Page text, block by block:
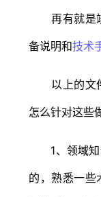
再有就是竣
备说明和技术
以上的文件
怎么针对这些
1、领域知
的，熟悉一些